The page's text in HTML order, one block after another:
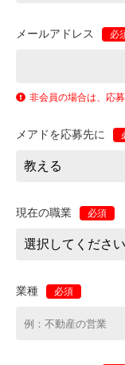
メールアドレス 必
非会員の場合は、応
メアドを応募先に
現在の職業 必須
業種 必須